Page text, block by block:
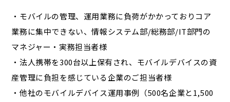
・モバイルの管理、運用業務に負荷がかかっておりコア
業務に集中できない、情報システム部/総務部/IT部門の
マネジャー・実務担当者様
・法人携帯を300台以上保有され、モバイルデバイスの資
産管理に負担を感じている企業のご担当者様
・他社のモバイルデバイス運用事例（500名企業と1,500